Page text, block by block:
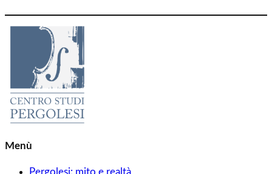
Menù